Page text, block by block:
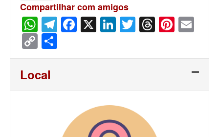
Compartilhar com amigos
WhatsApp
Telegram
Facebook
X LinkedIn
Twitter
Threads
Copy
Link
Local